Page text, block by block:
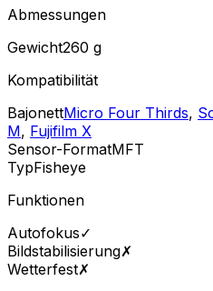
Abmessungen
Gewicht260 g
Kompatibilität
BajonettMicro Four Thirds,
M, Fujifilm X
Sensor-FormatMFT
TypFisheye
Funktionen
Autofokus✓
Bildstabilisierung✗
Wetterfest✗